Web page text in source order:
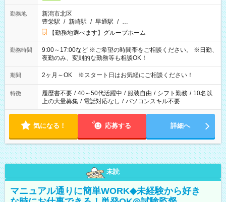
勤務地
新潟市北区
豊栄駅 / 新崎駅 / 早通駅 / …
【勤務地選べます】グループホーム
勤務時間
9:00～17:00など ※ご希望の時間帯をご相談ください。 ※日勤、
夜勤のみ、変則的な勤務等も相談OK！
期間 2ヶ月～OK ※スタート日はお気軽にご相談ください！
特徴 履歴書不要 / 40～50代活躍中 / 服装自由 / シフト勤務 / 10名以
上の大量募集 / 電話対応なし / パソコンスキル不要
気になる！ 応募する 詳細へ
未読
マニュアル通りに簡単WORK◆未経験から好き